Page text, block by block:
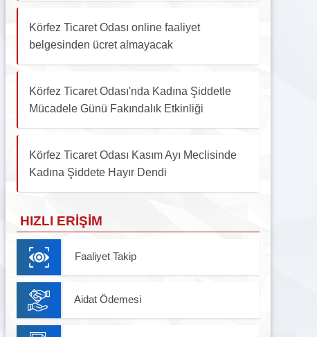
Körfez Ticaret Odası online faaliyet
belgesinden ücret almayacak
Körfez Ticaret Odası'nda Kadına Şiddetle
Mücadele Günü Fakındalık Etkinliği
Körfez Ticaret Odası Kasım Ayı Meclisinde
Kadına Şiddete Hayır Dendi
HIZLI ERIŞIM
Faaliyet Takip
Aidat Ödemesi